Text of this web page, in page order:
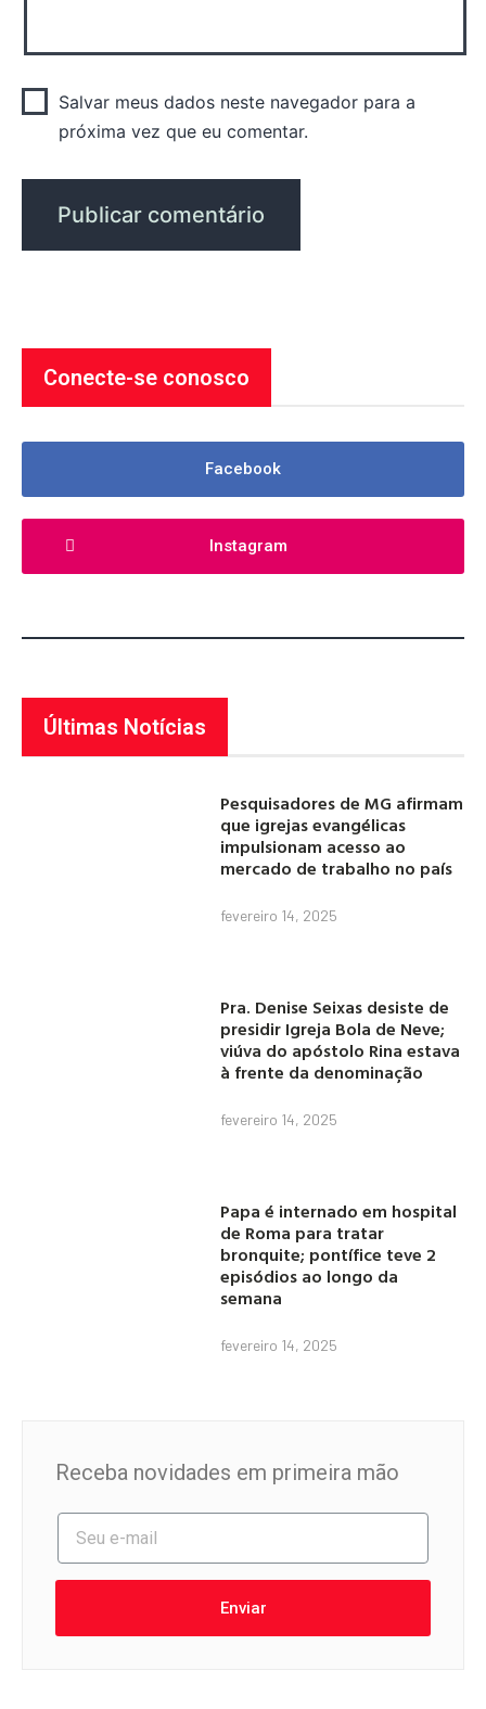
Salvar meus dados neste navegador para a
próxima vez que eu comentar.
Conecte-se conosco
Facebook
Instagram
Últimas Notícias
Pesquisadores de MG afirmam
que igrejas evangélicas
impulsionam acesso ao
mercado de trabalho no país
fevereiro 14, 2025
Pra. Denise Seixas desiste de
presidir Igreja Bola de Neve;
viúva do apóstolo Rina estava
à frente da denominação
fevereiro 14, 2025
Papa é internado em hospital
de Roma para tratar
bronquite; pontífice teve 2
episódios ao longo da
semana
fevereiro 14, 2025
Receba novidades em primeira mão
Enviar